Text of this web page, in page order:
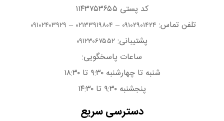
کد پستی ۱۱۴۳۷۵۳۶۵۵
تلفن تماس: ۰۹۱۰۲۹۰۱۴۲۴ – ۰۲۱۳۳۹۱۹۸۰۴ – ۰۹۱۰۲۴۰۳۹۲۹
پشتیبانی: ۰۹۱۲۳۰۶۷۵۵۲
ساعات پاسخگویی:
شنبه تا چهارشنبه ۹:۳۰ تا ۱۸:۳۰
پنجشنبه ۹:۳۰ تا ۱۴:۳۰
دسترسی سریع